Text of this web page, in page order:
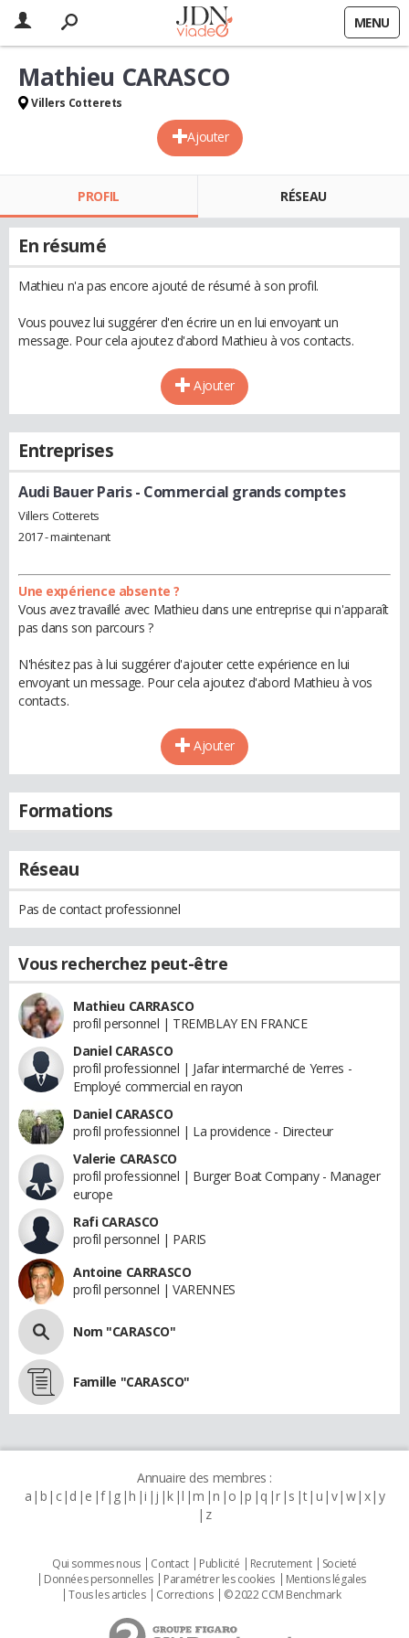
MENU
Ajouter
Mathieu CARASCO
Villers Cotterets
PROFIL RÉSEAU
En résumé
Mathieu n'a pas encore ajouté de résumé à son profil.
Vous pouvez lui suggérer d'en écrire un en lui envoyant un
message. Pour cela ajoutez d'abord Mathieu à vos contacts.
Ajouter
Entreprises
Audi Bauer Paris- Commercial grands comptes
Villers Cotterets
2017 - maintenant
Une expérience absente ?
Vous avez travaillé avec Mathieu dans une entreprise qui n'apparaît
pas dans son parcours ?
N'hésitez pas à lui suggérer d'ajouter cette expérience en lui
envoyant un message. Pour cela ajoutez d'abord Mathieu à vos
contacts.
Ajouter
Formations
Réseau
Pas de contact professionnel
Vous recherchez peut-être
Mathieu CARRASCO
profil personnel | TREMBLAY EN FRANCE
Daniel CARASCO
profil professionnel | Jafar intermarché de Yerres -
Employé commercial en rayon
Daniel CARASCO
profil professionnel | La providence - Directeur
Valerie CARASCO
profil professionnel | Burger Boat Company - Manager
europe
Rafi CARASCO
profil personnel | PARIS
Antoine CARRASCO
profil personnel | VARENNES
Nom "CARASCO"
Famille "CARASCO"
Annuaire des membres :
a b c d e f g h i j k l m n o p q r s t u v w x y
z
Qui sommes nous Contact Publicité Recrutement
Societé
Données personnelles
Paramétrer les cookies
Mentions légales
Tous les articles
Corrections © 2022 CCM Benchmark